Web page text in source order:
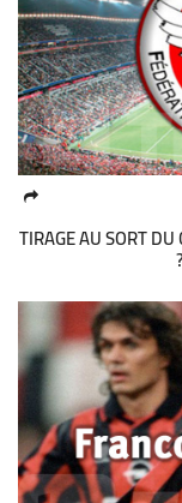
TIRAGE AU SORT